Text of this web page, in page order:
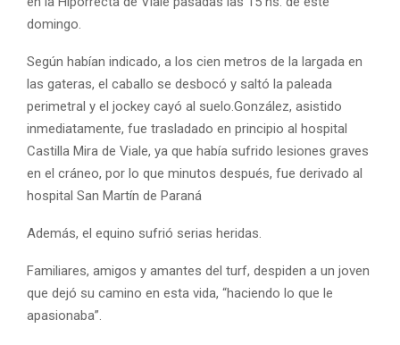
domingo.
Según habían indicado, a los cien metros de la largada en
las gateras, el caballo se desbocó y saltó la paleada
perimetral y el jockey cayó al suelo.González, asistido
inmediatamente, fue trasladado en principio al hospital
Castilla Mira de Viale, ya que había sufrido lesiones graves
en el cráneo, por lo que minutos después, fue derivado al
hospital San Martín de Paraná
Además, el equino sufrió serias heridas.
Familiares, amigos y amantes del turf, despiden a un joven
que dejó su camino en esta vida, “haciendo lo que le
apasionaba”.